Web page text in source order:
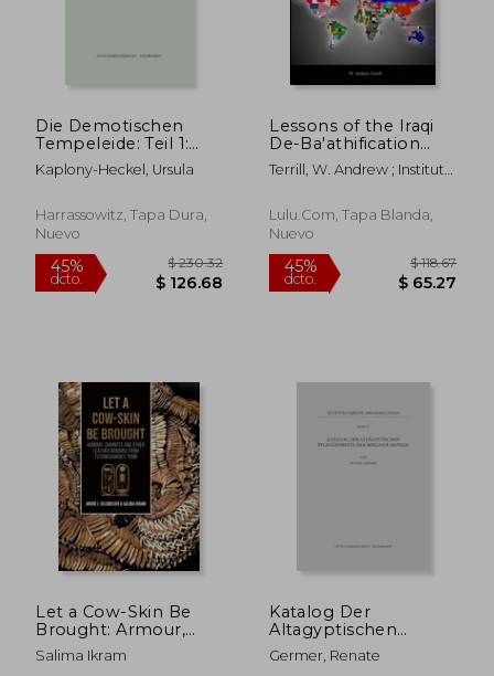
dcto.
45%
dcto. $ 103.46 dcto.
Die Demotischen
Tempeleide: Teil 1:
Text, Teil 2:
Abbildungen (en
Kaplony-Heckel, Ursula
Harrassowitz, Tapa Dura,
Nuevo
Lessons of the Iraqi
De-Ba'athification
Program for Iraq's
Future and the Arab
(Enlarged Edition) (en
Inglés)
Terrill, W. Andrew ; Institute,
Lulu.com, Tapa Blanda,
Nuevo
Let a Cow-Skin Be
Brought: Armour,
Chariots and Other
Leather Remains
Salima Ikram
Katalog Der
Altagyptischen
Pflanzenreste Der
Berliner Museen (en
Germer, Renate